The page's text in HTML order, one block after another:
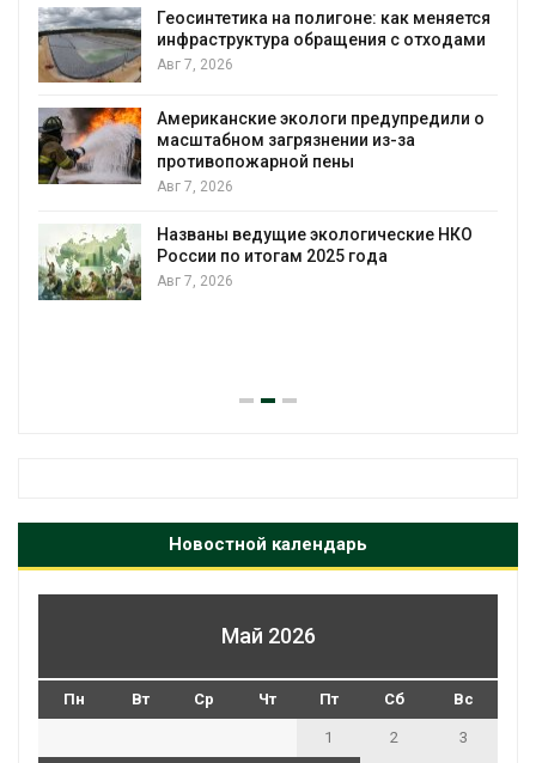
Геосинтетика на полигоне: как меняется
инфраструктура обращения с отходами
Авг 7, 2026
Американские экологи предупредили о
масштабном загрязнении из-за
противопожарной пены
Авг 7, 2026
Названы ведущие экологические НКО
России по итогам 2025 года
Авг 7, 2026
Новостной календарь
Май 2026
Пн Вт Ср Чт Пт Сб Вс
1 2 3